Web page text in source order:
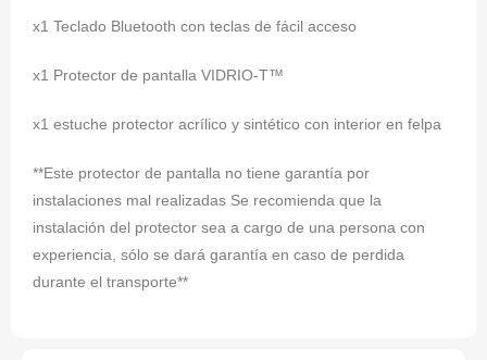
x1 Teclado Bluetooth con teclas de fácil acceso
x1 Protector de pantalla VIDRIO-T™
x1 estuche protector acrílico y sintético con interior en felpa
**Este protector de pantalla no tiene garantía por
instalaciones mal realizadas Se recomienda que la
instalación del protector sea a cargo de una persona con
experiencia, sólo se dará garantía en caso de perdida
durante el transporte**